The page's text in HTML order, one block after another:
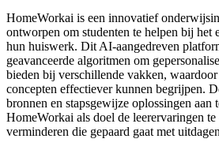
HomeWorkai is een innovatief
ontworpen om studenten te helpen bij het
hun huiswerk. Dit AI-aangedreven
geavanceerde algoritmen om
bieden bij verschillende vakken,
concepten effectiever kunnen begrijpen.
bronnen en stapsgewijze oplossingen aan
HomeWorkai als doel de leerervaringen te
verminderen die gepaard gaat met